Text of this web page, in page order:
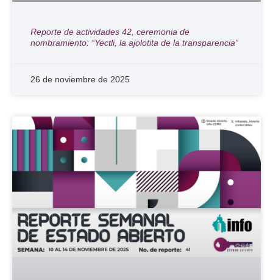
Reporte de actividades 42, ceremonia de
nombramiento: “Yectli, la ajolotita de la transparencia”
26 de noviembre de 2025